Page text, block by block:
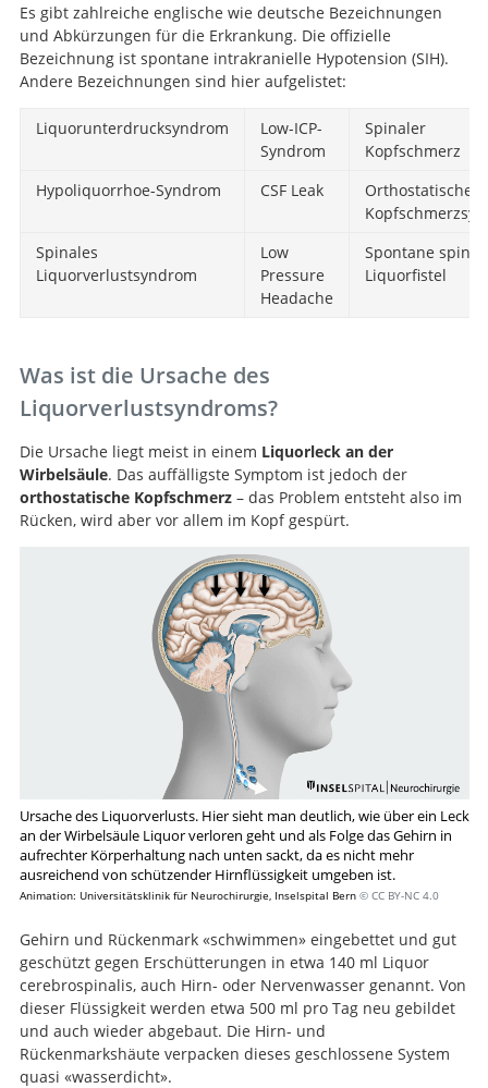
Es gibt zahlreiche englische wie deutsche Bezeichnungen
und Abkürzungen für die Erkrankung. Die offizielle
Bezeichnung ist spontane intrakranielle Hypotension (SIH).
Andere Bezeichnungen sind hier aufgelistet:
Liquorunterdrucksyndrom
Low-ICP-
Syndrom
Spinaler
Kopfschmerz
Hypoliquorrhoe-Syndrom
CSF Leak
Orthostatisches
Spinales
Liquorverlustsyndrom
Low
Pressure
Headache
Spontane
Liquorfistel
Was ist die Ursache des
Liquorverlustsyndroms?
Die Ursache liegt meist in einem Liquorleck an der
Wirbelsäule. Das auffälligste Symptom ist jedoch der
orthostatische Kopfschmerz– das Problem entsteht also im
Rücken, wird aber vor allem im Kopf gespürt.
Ursache des Liquorverlusts. Hier sieht man deutlich, wie über ein Leck
an der Wirbelsäule Liquor verloren geht und als Folge das Gehirn in
aufrechter Körperhaltung nach unten sackt, da es nicht mehr
ausreichend von schützender Hirnflüssigkeit umgeben ist.
Animation: Universitätsklinik für Neurochirurgie, Inselspital Bern © CC BY-NC 4.0
Gehirn und Rückenmark «schwimmen» eingebettet und gut
geschützt gegen Erschütterungen in etwa 140 ml Liquor
cerebrospinalis, auch Hirn- oder Nervenwasser genannt. Von
dieser Flüssigkeit werden etwa 500 ml pro Tag neu gebildet
und auch wieder abgebaut. Die Hirn- und
Rückenmarkshäute verpacken dieses geschlossene System
quasi «wasserdicht».